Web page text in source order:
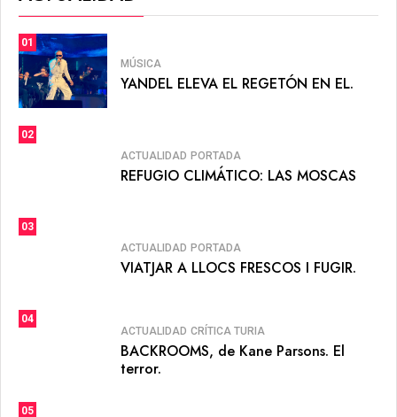
01
MÚSICA
YANDEL ELEVA EL REGETÓN EN EL.
02
ACTUALIDAD PORTADA
REFUGIO CLIMÁTICO: LAS MOSCAS
03
ACTUALIDAD PORTADA
VIATJAR A LLOCS FRESCOS I FUGIR.
04
ACTUALIDAD CRÍTICA TURIA
BACKROOMS, de Kane Parsons. El
terror.
05